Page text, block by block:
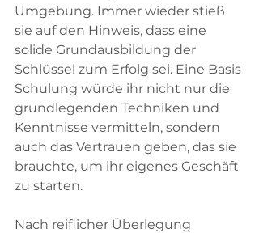
Umgebung. Immer wieder stieß
sie auf den Hinweis, dass eine
solide Grundausbildung der
Schlüssel zum Erfolg sei. Eine Basis
Schulung würde ihr nicht nur die
grundlegenden Techniken und
Kenntnisse vermitteln, sondern
auch das Vertrauen geben, das sie
brauchte, um ihr eigenes Geschäft
zu starten.
Nach reiflicher Überlegung